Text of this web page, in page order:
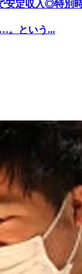
安定収入◎特別
。という...